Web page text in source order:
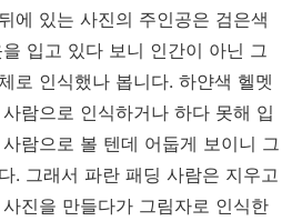
에 있는 사진의 주인공은 검은색
입고 있다 보니 인간이 아닌 그
로 인식했나 봅니다. 하얀색 헬멧
람으로 인식하거나 하다 못해 입
람으로 볼 텐데 어둡게 보이니 그
. 그래서 파란 패딩 사람은 지우고
진을 만들다가 그림자로 인식한